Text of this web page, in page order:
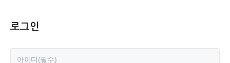
로그인